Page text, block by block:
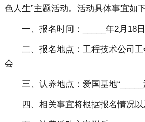
色人生”主题活动。活动具体事宜如下
一、报名时间：_____年2月18
二、报名地点：工程技术公司
会
三、认养地点：爱国基地“_____
四、相关事宜将根据报名情况